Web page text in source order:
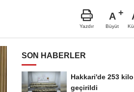
Yazdır
A
Büyüt
SON HABERLER
Hakkari'de 253
geçirildi